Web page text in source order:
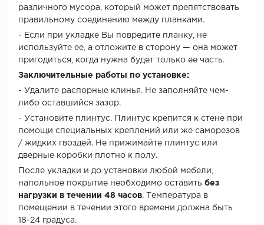
различного мусора, который может препятствовать
правильному соединению между планками.
- Если при укладке Вы повредите планку, не
используйте ее, а отложите в сторону — она может
пригодиться, когда нужна будет только ее часть.
Заключительные работы по установке:
- Удалите распорные клинья. Не заполняйте чем-
либо оставшийся зазор.
- Установите плинтус. Плинтус крепится к стене при
помощи специальных креплений или же саморезов
/ жидких гвоздей. Не прижимайте плинтус или
дверные коробки плотно к полу.
После укладки и до установки любой мебели,
напольное покрытие необходимо оставить без
нагрузки в течении 48 часов. Температура в
помещении в течении этого времени должна быть
18-24 градуса.